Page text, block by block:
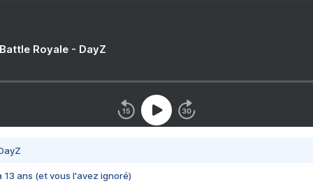
Royale - DayZ
13 ans (et vous l'avez ignoré)